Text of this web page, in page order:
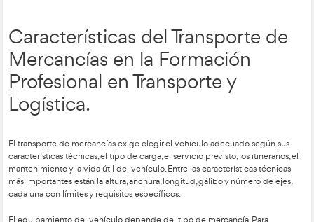
accionistas. También es necesario fijar un plazo,
cronogramas que incluyan metas parciales.
Otro paso importante es anticipar los posibles obstáculos
aparecer y determinar qué habilidades o conocimientos
responsables y se diseña un plan de acción que incluya
responsables y soluciones ante imprevistos. Para asegurar
según lo previsto, se realizan evaluaciones periódicas y se
progreso de forma visual, lo que facilita ver la evolución de